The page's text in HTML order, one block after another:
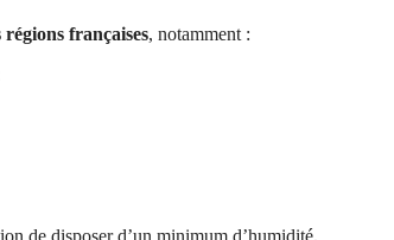
régions françaises, notamment :
de disposer d’un minimum d’humidité.